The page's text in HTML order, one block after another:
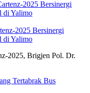
2025 Bersinergi
di Yalimo
2025, Brigjen Pol. Dr.